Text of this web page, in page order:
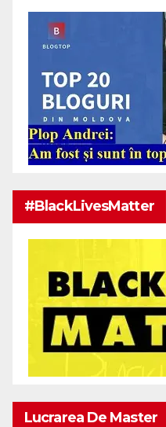
#BlackLivesMatter
Lucrarea De Master